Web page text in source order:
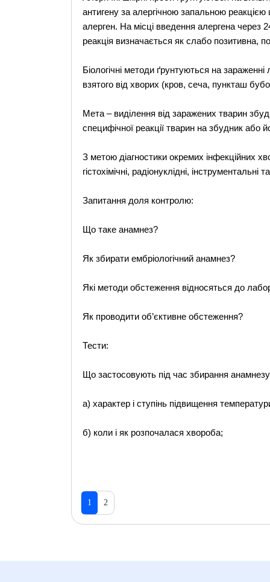
антигену за алергічною запальною
алерген. На місці введення алергена через
реакція визначається як слабо позитивна,
Біологічні методи ґрунтуються на
взятого від хворих (кров, сеча, пункташ
Мета – виділення від заражених тварин
специфічної реакції тварин на збудник або
З метою діагностики окремих інфекційних
гістохімічні, радіонуклідні,
Запитання доля контролю:
Що таке анамнез?
Як збирати ембріологічний анамнез?
Які методи обстеження відносяться до
Як проводити об’єктивне обстеження?
Тести:
Що застосовують під час збирання
а) характер і ступінь підвищення
б) коли і як розпочалася хвороба;
1 2